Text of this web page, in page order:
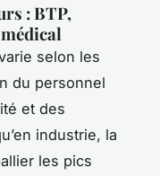
: BTP,
selon les
du personnel
et des
industrie, la
les pics